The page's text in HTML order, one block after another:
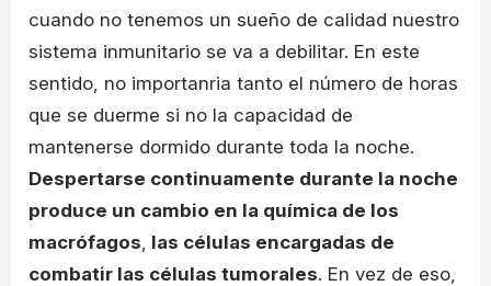
cuando no tenemos un sueño de calidad nuestro
sistema inmunitario se va a debilitar. En este
sentido, no importanria tanto el número de horas
que se duerme si no la capacidad de
mantenerse dormido durante toda la noche.
Despertarse continuamente durante la noche
produce un cambio en la química de los
macrófagos las células encargadas de
combatir las células tumorales. En vez de eso,